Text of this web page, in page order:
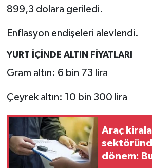
899,3 dolara geriledi.
Enflasyon endişeleri alevlendi.
YURT İÇİNDE ALTIN FİYATLARI
Gram altın: 6 bin 73 lira
Çeyrek altın: 10 bin 300 lira
Araç
dönem: